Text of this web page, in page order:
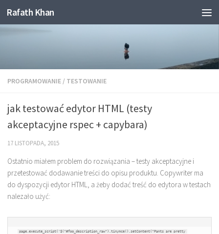
Skip to content
Rafath Khan
PROGRAMOWANIE / TESTOWANIE
jak testować edytor HTML (testy
akceptacyjne rspec + capybara)
17 LISTOPADA, 2015
Ostatnio miałem problem do rozwiązania – testy akceptacyjne i
przetestować dodawanie treści do opisu produktu. Copywriter ma
do dyspozycji edytor HTML, a żeby dodać treść do edytora w testach
nalezało użyć:
page.execute_script('$("#foo_description_raw").tinymce().setContent("Pants are pretty